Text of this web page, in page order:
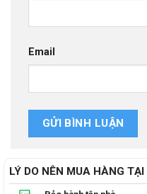
Email
LÝ DO NÊN MUA HÀNG